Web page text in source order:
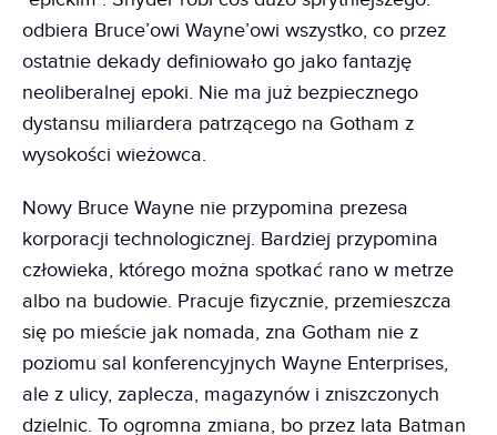
odbiera Bruce’owi Wayne’owi wszystko, co przez
ostatnie dekady definiowało go jako fantazję
neoliberalnej epoki. Nie ma już bezpiecznego
dystansu miliardera patrzącego na Gotham z
wysokości wieżowca.
Nowy Bruce Wayne nie przypomina prezesa
korporacji technologicznej. Bardziej przypomina
człowieka, którego można spotkać rano w metrze
albo na budowie. Pracuje fizycznie, przemieszcza
się po mieście jak nomada, zna Gotham nie z
poziomu sal konferencyjnych Wayne Enterprises,
ale z ulicy, zaplecza, magazynów i zniszczonych
dzielnic. To ogromna zmiana, bo przez lata Batman